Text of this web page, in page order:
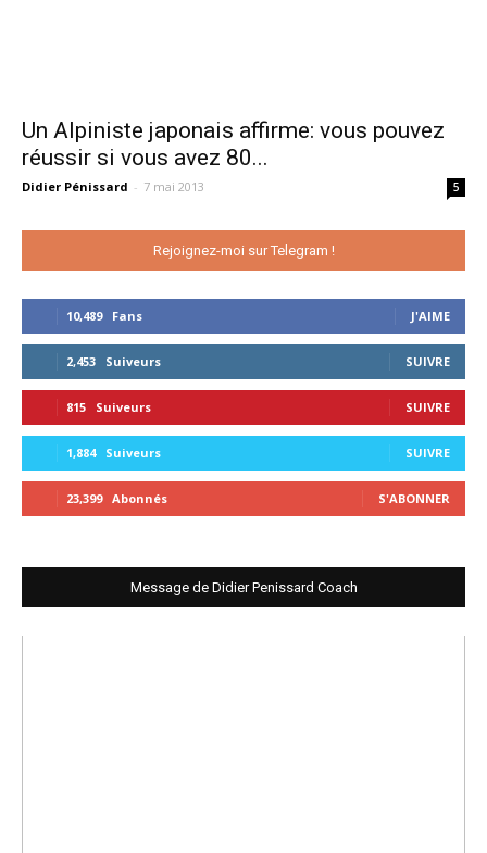
Un Alpiniste japonais affirme: vous pouvez
réussir si vous avez 80...
Didier Pénissard - 7 mai 2013 5
Rejoignez-moi sur Telegram !
10,489 Fans J'AIME
2,453 Suiveurs SUIVRE
815 Suiveurs SUIVRE
1,884 Suiveurs SUIVRE
23,399 Abonnés S'ABONNER
Message de Didier Penissard Coach